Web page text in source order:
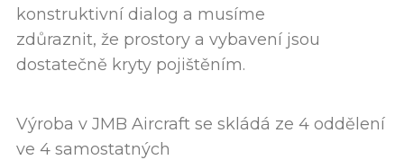
konstruktivní dialog a musíme
zdůraznit, že prostory a vybavení jsou
dostatečně kryty pojištěním.
Výroba v JMB Aircraft se skládá ze 4 oddělení
ve 4 samostatných